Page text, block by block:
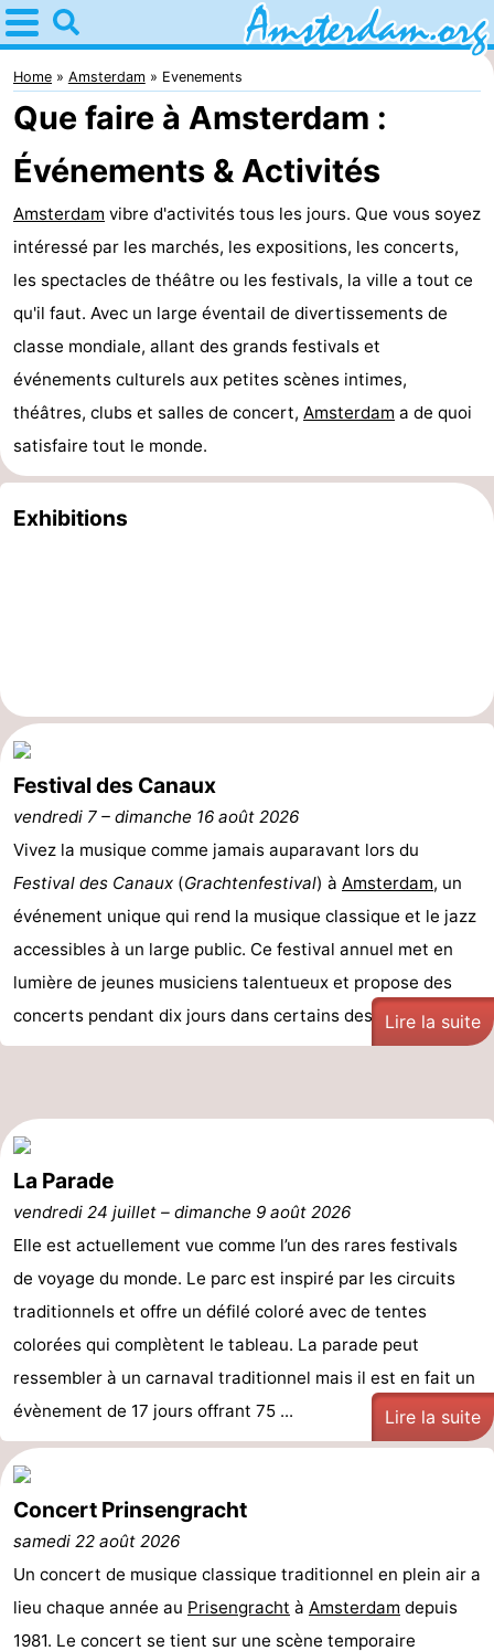
Home
Amsterdam
Itinéraires
Avec
les
enfants
Jeunes
adultes
Gratuitement
Passer
la
nuit
Appartements
Campings
Chambre
d'hôtes
Chaumières
Bos
Last
Attractions
à
Lieux
Musées
-
Églises
-
Points
de
vue
Attractions
-
Croisières
-
Experiences
Villages
villes
guidées
Sports
-
Faire
du
vélo
-
Randonnée
Divertissement
Vie
Home Amsterdam Evenements
Que faire à Amsterdam :
Événements & Activités
Amsterdam vibre d'activités tous les jours. Que vous soyez
intéressé par les marchés, les expositions, les concerts,
les spectacles de théâtre ou les festivals, la ville a tout ce
qu'il faut. Avec un large éventail de divertissements de
classe mondiale, allant des grands festivals et
événements culturels aux petites scènes intimes,
théâtres, clubs et salles de concert, Amsterdam a de quoi
satisfaire tout le monde.
Exhibitions
Festival des Canaux
vendredi 7 – dimanche 16 août 2026
Vivez la musique comme jamais auparavant lors du
Festival des Canaux (Grachtenfestival) à Amsterdam, un
événement unique qui rend la musique classique et le jazz
accessibles à un large public. Ce festival annuel met en
lumière de jeunes musiciens talentueux et propose des
concerts pendant dix jours dans certains des ...Lire la suite
La Parade
vendredi 24 juillet – dimanche 9 août 2026
Elle est actuellement vue comme l’un des rares festivals
de voyage du monde. Le parc est inspiré par les circuits
traditionnels et offre un défilé coloré avec de tentes
colorées qui complètent le tableau. La parade peut
ressembler à un carnaval traditionnel mais il est en fait un
évènement de 17 jours offrant 75 ...
Lire la suite
Concert Prinsengracht
samedi 22 août 2026
Un concert de musique classique traditionnel en plein air a
lieu chaque année au Prisengracht à Amsterdam depuis
1981. Le concert se tient sur une scène temporaire